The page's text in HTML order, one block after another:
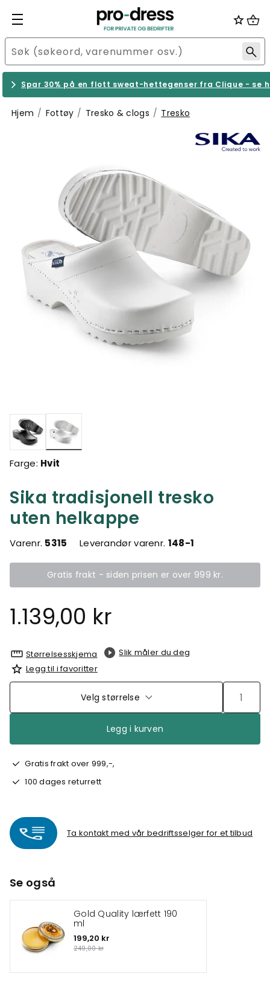
Spar 30% på en flott sweat-hettegenser fra Clique - se
Hjem Fottøy Tresko & clogs Tresko
Sika tradisjonell tresko
uten helkappe
Varenr. 5315 Leverandør varenr. 148-1
Gratis frakt - siden prisen er over 999 kr.
1.139,00 kr
valgte
Farge: Hvit
Størrelsesskjema
Slik måler du deg
Legg til i favoritter
Velg størrelse
Legg i kurven
Gratis frakt over 999,-,
100 dages returrett
Ta kontakt med vår bedriftsselger for et tilbud
Se også
Gold Quality lærfett 190
ml
199,20 kr
249,00 kr